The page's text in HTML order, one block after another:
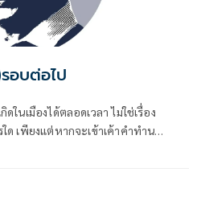
อบต่อไป
นเมืองได้ตลอดเวลา ไม่ใช่เรื่อง
ำนาย